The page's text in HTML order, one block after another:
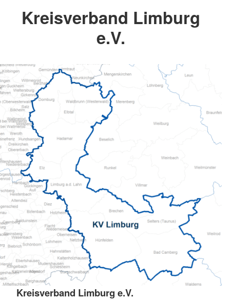
Kreisverband Limburg
e.V.
Kreisverband Limburg e.V.